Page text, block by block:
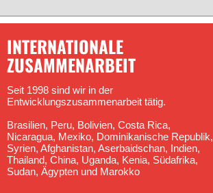
INTERNATIONALE
ZUSAMMENARBEIT
Seit 1998 sind wir in der
Entwicklungszusammenarbeit tätig.
Brasilien, Peru, Bolivien, Costa Rica,
Nicaragua, Mexiko, Dominikanische Republik,
Syrien, Afghanistan, Aserbaidschan, Indien,
Thailand, China, Uganda, Kenia, Südafrika,
Sudan, Ägypten und Marokko